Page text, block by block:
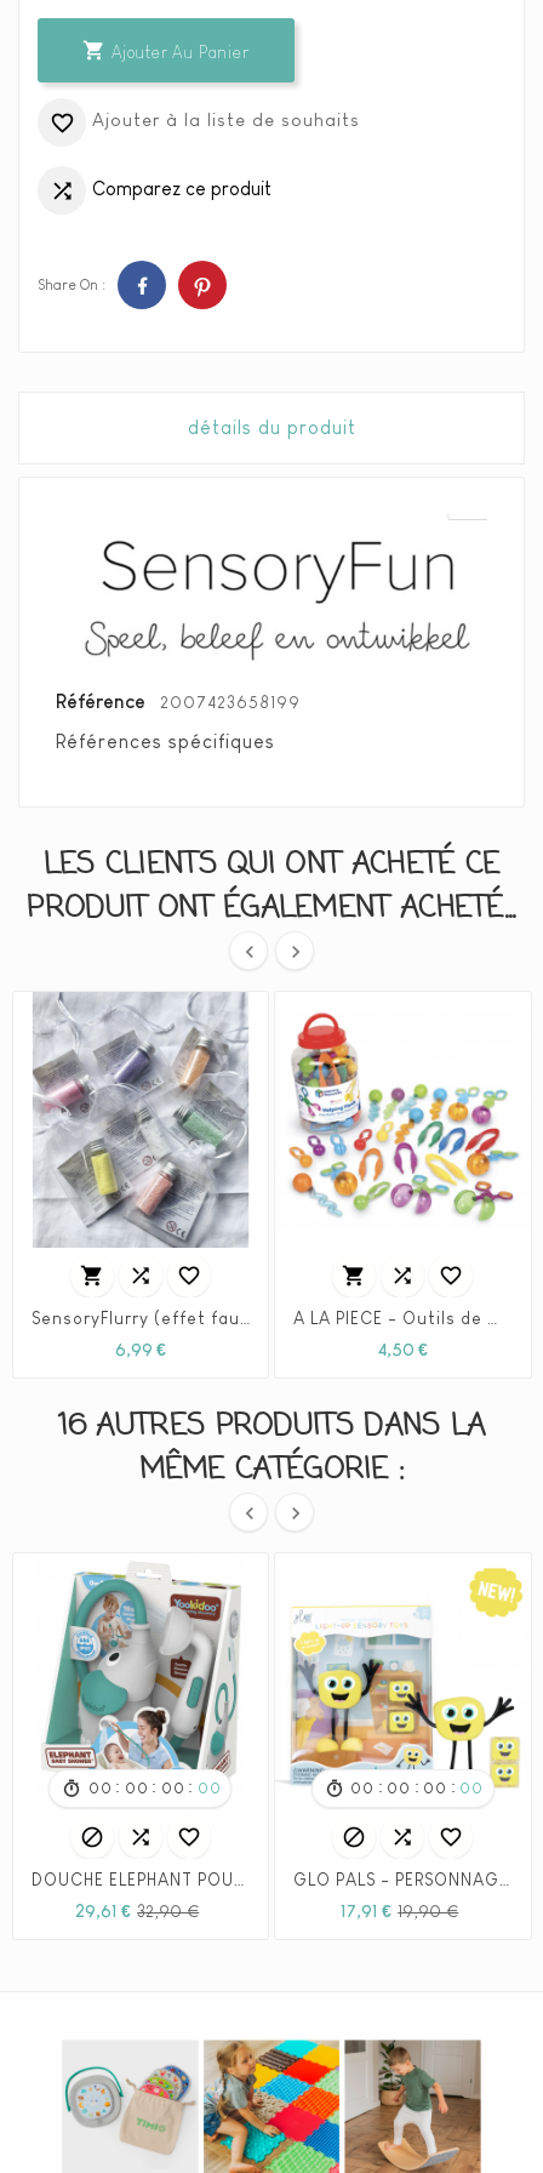
 Ajouter Au Panier
 Ajouter à la liste de souhaits
 Comparez ce produit
Share On :
détails du produit
Référence 2007423658199
Références spécifiques
LES CLIENTS QUI ONT ACHETÉ CE
PRODUIT ONT ÉGALEMENT ACHETÉ...
 
  
6,99 €Prix
  
4,50 €Prix
16 AUTRES PRODUITS DANS LA
MÊME CATÉGORIE :
 
00 : 00 : 00 : 00
  
29,61 € 32,90 €
00 : 00 : 00 : 00
  
17,91 € 19,90 €